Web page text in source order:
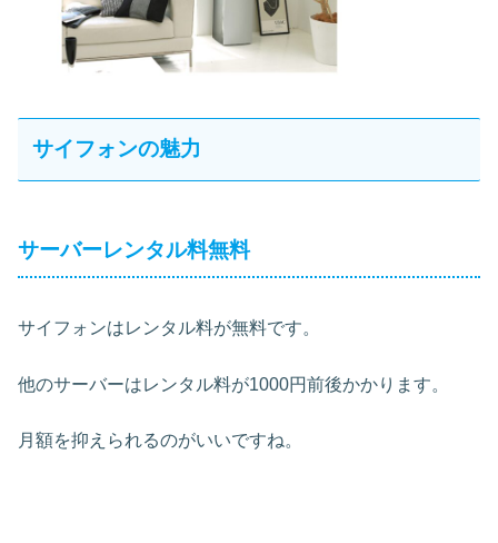
サイフォンの魅力
サーバーレンタル料無料
サイフォンはレンタル料が無料です。
他のサーバーはレンタル料が1000円前後かかります。
月額を抑えられるのがいいですね。